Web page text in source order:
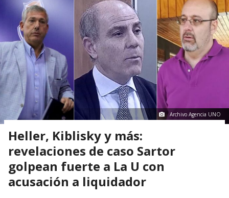
Archivo Agencia UNO
Heller, Kiblisky y más:
revelaciones de caso Sartor
golpean fuerte a La U con
acusación a liquidador